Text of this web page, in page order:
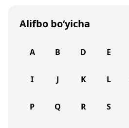
Alifbo bo‘yicha
A B D E
I J K L
P Q R S